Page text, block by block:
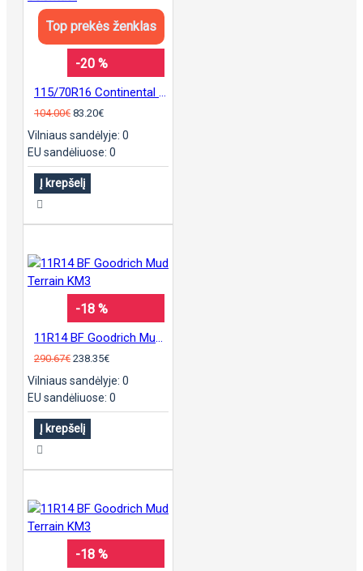
Top prekės ženklas
-20 %
104.00€ 83.20€
Vilniaus sandėlyje: 0
EU sandėliuose: 0
Į krepšelį
-18 %
290.67€ 238.35€
Vilniaus sandėlyje: 0
EU sandėliuose: 0
Į krepšelį
-18 %